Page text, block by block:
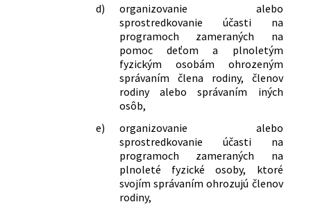
d)
organizovanie alebo
sprostredkovanie účasti na
programoch zameraných na
pomoc deťom a plnoletým
fyzickým osobám ohrozeným
správaním člena rodiny, členov
rodiny alebo správaním iných
osôb,
e)
organizovanie alebo
sprostredkovanie účasti na
programoch zameraných na
plnoleté fyzické osoby, ktoré
svojím správaním ohrozujú členov
rodiny,